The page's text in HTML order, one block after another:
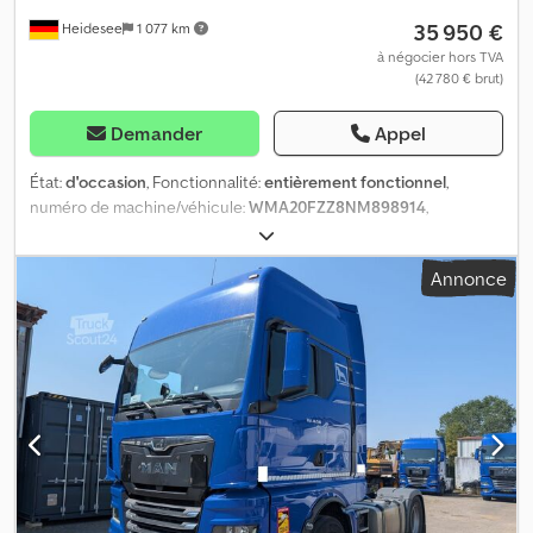
Heidesee 1 077 km 35 950 €
à négocier hors TVA
(42 780 € brut)
Demander Appel
État:d'occasion, Fonctionnalité:entièrement fonctionnel,
numéro de machine/véhicule:WMA20FZZ8NM898914,
, puissance:
première immatriculation:03/2022, type de carburant:diesel,
, poids total: 26 000 kg
, dimension des
pneus:
315/70/22,5, état des pneus: 70 pourcentage
configuration d'essieux:6x2 , empattement: 4 500 mm
inspection (TÜV):
, carburant: diesel, capacité du réservoir
de carburant:980 l, couleur:blanc , cabine conducteur:
couchette, type d'engrenage:automatique, nombre de vitesses:
12 , classe d'émission:Euro 6 , nombre de sièges:
, Année de
construction:2022, Équipement:ABS, AdBlue, Bluetooth, EBS
(Système de freinage électronique), Tachygraphe, aide au
démarrage en côte, assistance au maintien de voie, assistance
Annonce